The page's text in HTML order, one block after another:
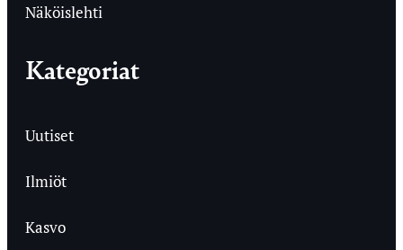
Näköislehti
Kategoriat
Uutiset
Ilmiöt
Kasvo